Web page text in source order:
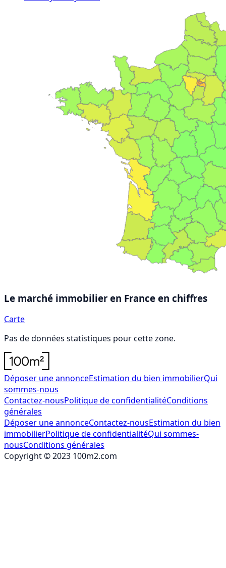
Le marché immobilier en France en chiffres
Carte
Pas de données statistiques pour cette zone.
Déposer une annonceEstimation du bien immobilierQui
sommes-nous
Contactez-nousPolitique de confidentialitéConditions
générales
Déposer une annonceContactez-nousEstimation du bien
immobilierPolitique de confidentialitéQui sommes-
nousConditions générales
Copyright © 2023 100m2.com